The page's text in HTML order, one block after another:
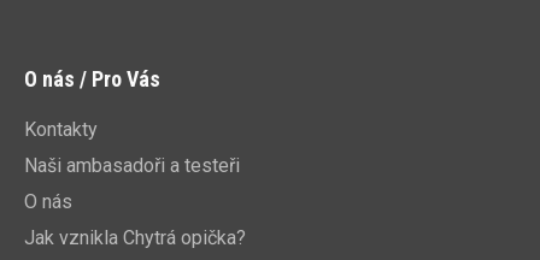
O nás / Pro Vás
Kontakty
Naši ambasadoři a testeři
O nás
Jak vznikla Chytrá opička?